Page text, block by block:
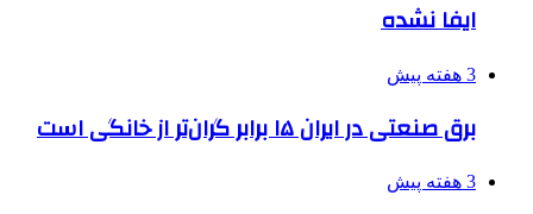
ایفا نشده
3 هفته پیش
برق صنعتی در ایران ۱۵ برابر گران‌تر از خانگی است
3 هفته پیش